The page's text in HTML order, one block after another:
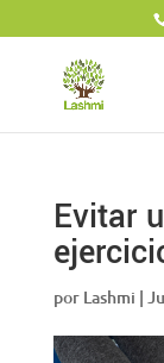
Evitar
por Lashmi |